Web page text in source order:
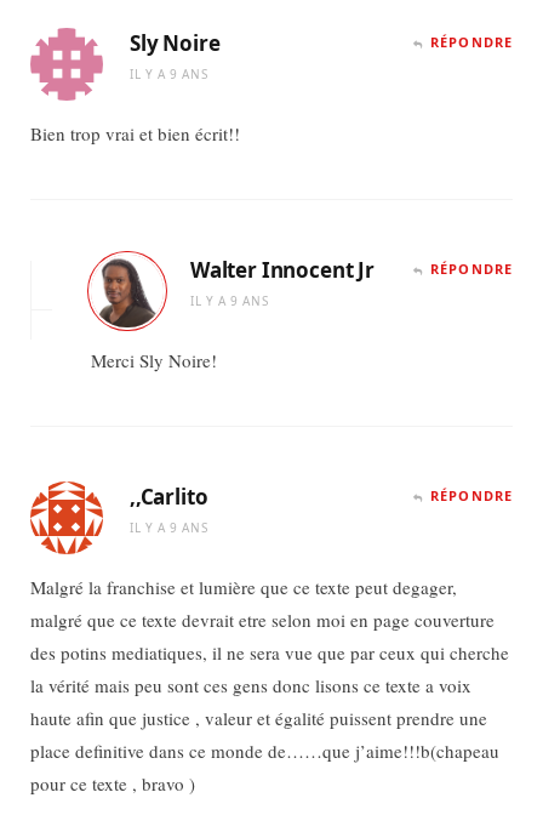
Sly Noire
IL Y A 9 ANS
RÉPONDRE
Bien trop vrai et bien écrit!!
Walter Innocent Jr
IL Y A 9 ANS
RÉPONDRE
Merci Sly Noire!
,,Carlito
IL Y A 9 ANS
RÉPONDRE
Malgré la franchise et lumière que ce texte peut degager,
malgré que ce texte devrait etre selon moi en page couverture
des potins mediatiques, il ne sera vue que par ceux qui cherche
la vérité mais peu sont ces gens donc lisons ce texte a voix
haute afin que justice , valeur et égalité puissent prendre une
place definitive dans ce monde de……que j’aime!!!b(chapeau
pour ce texte , bravo )